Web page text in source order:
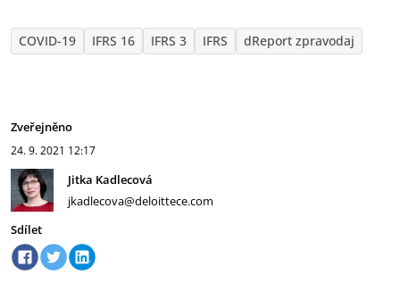
COVID-19 IFRS 16 IFRS 3 IFRS dReport zpravodaj
Zveřejněno
24. 9. 2021 12:17
Jitka Kadlecová
jkadlecova@deloittece.com
Sdílet